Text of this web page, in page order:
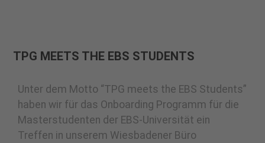
TPG MEETS THE EBS STUDENTS
Unter dem Motto “TPG meets the EBS Students”
haben wir für das Onboarding Programm für die
Masterstudenten der EBS-Universität ein
Treffen in unserem Wiesbadener Büro